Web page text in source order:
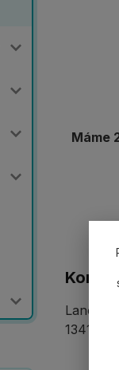
Máme
Lanový
13414-1